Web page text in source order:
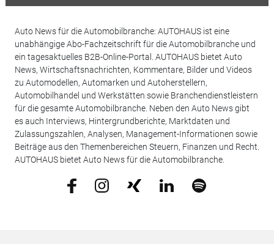
Auto News für die Automobilbranche: AUTOHAUS ist eine
unabhängige Abo-Fachzeitschrift für die Automobilbranche und
ein tagesaktuelles B2B-Online-Portal. AUTOHAUS bietet Auto
News, Wirtschaftsnachrichten, Kommentare, Bilder und Videos
zu Automodellen, Automarken und Autoherstellern,
Automobilhandel und Werkstätten sowie Branchendienstleistern
für die gesamte Automobilbranche. Neben den Auto News gibt
es auch Interviews, Hintergrundberichte, Marktdaten und
Zulassungszahlen, Analysen, Management-Informationen sowie
Beiträge aus den Themenbereichen Steuern, Finanzen und Recht.
AUTOHAUS bietet Auto News für die Automobilbranche.